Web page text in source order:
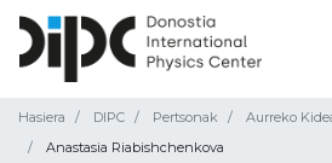
Hasiera DIPC Pertsonak
Aurreko
Anastasia Riabishchenkova